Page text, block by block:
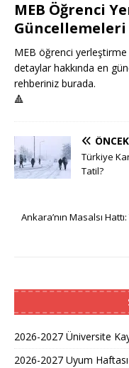
MEB Öğrenci
MEB öğrenci yerleştirme
detaylar hakkında en
rehberiniz burada.
🔺
Türkiye
Tatil?
Ankara’nın Masalsı
2026-2027 Üniversite
2026-2027 Uyum